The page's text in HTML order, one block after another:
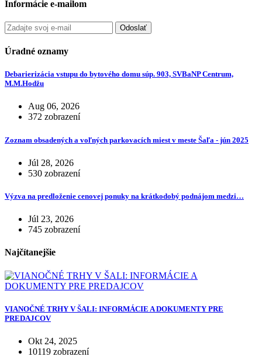
Informácie e-mailom
Odoslať
Úradné oznamy
Debarierizácia vstupu do bytového domu súp. 903, SVBaNP Centrum,
M.M.Hodžu
Aug 06, 2026
372 zobrazení
Zoznam obsadených a voľných parkovacích miest v meste Šaľa - jún 2025
Júl 28, 2026
530 zobrazení
Výzva na predloženie cenovej ponuky na krátkodobý podnájom medzi…
Júl 23, 2026
745 zobrazení
Najčítanejšie
VIANOČNÉ TRHY V ŠALI: INFORMÁCIE A DOKUMENTY PRE
PREDAJCOV
Okt 24, 2025
10119 zobrazení